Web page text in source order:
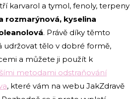
karvarol a tymol, fenoly, terpeny
rozmarýnová, kyselina
. Právě díky těmto
udržovat tělo v dobré formě,
a můžete ji použít k
metodami odstraňování
, které vám na webu JakZdravě